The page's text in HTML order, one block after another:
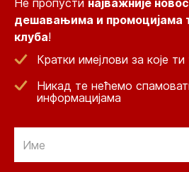
Не пропусти најважније
дешавањима и промоцијама
клуба!
Кратки имејлови за које
Никад те нећемо
информацијама